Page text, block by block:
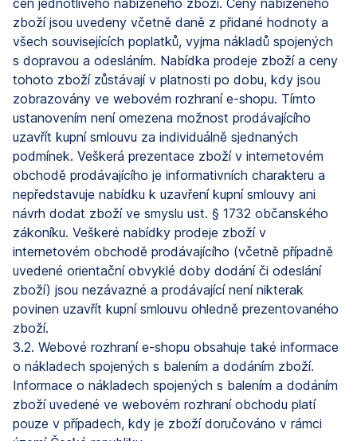
cen jednotlivého nabízeného zboží. Ceny nabízeného
zboží jsou uvedeny včetně daně z přidané hodnoty a
všech souvisejících poplatků, vyjma nákladů spojených
s dopravou a odesláním. Nabídka prodeje zboží a ceny
tohoto zboží zůstávají v platnosti po dobu, kdy jsou
zobrazovány ve webovém rozhraní e-shopu. Tímto
ustanovením není omezena možnost prodávajícího
uzavřít kupní smlouvu za individuálně sjednaných
podmínek. Veškerá prezentace zboží v internetovém
obchodě prodávajícího je informativních charakteru a
nepředstavuje nabídku k uzavření kupní smlouvy ani
návrh dodat zboží ve smyslu ust. § 1732 občanského
zákoníku. Veškeré nabídky prodeje zboží v
internetovém obchodě prodávajícího (včetně případně
uvedené orientační obvyklé doby dodání či odeslání
zboží) jsou nezávazné a prodávající není nikterak
povinen uzavřít kupní smlouvu ohledně prezentovaného
zboží.
3.2. Webové rozhraní e-shopu obsahuje také informace
o nákladech spojených s balením a dodáním zboží.
Informace o nákladech spojených s balením a dodáním
zboží uvedené ve webovém rozhraní obchodu platí
pouze v případech, kdy je zboží doručováno v rámci